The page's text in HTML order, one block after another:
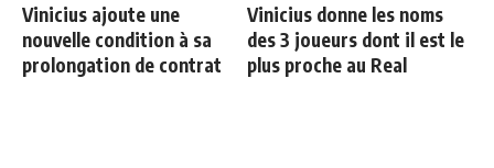
Vinicius ajoute une
nouvelle condition à sa
prolongation de contrat
Vinicius donne les noms
des 3 joueurs dont il est le
plus proche au Real